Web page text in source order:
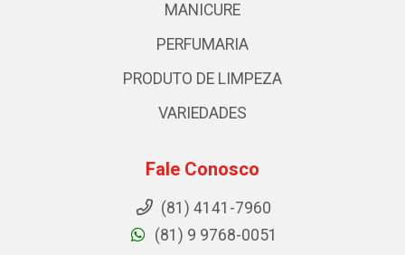
MANICURE
PERFUMARIA
PRODUTO DE LIMPEZA
VARIEDADES
Fale Conosco
(81) 4141-7960
(81) 9 9768-0051